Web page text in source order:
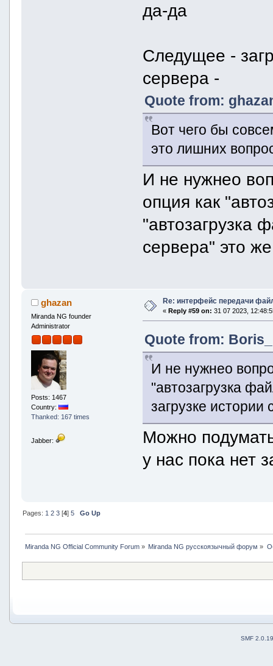
да-да
Следущее -
сервера -
Quote from:
Вот чего бы
это лишних
И не нужнео
опция как
"автозагрузка
сервера" это
ghazan
Miranda NG founder
Administrator
Posts: 1467
Country:
Thanked: 167 times
Jabber:
Re: интерфейс передачи
« Reply #59 on: 31 07 2023,
Quote from:
И не нужнео
"автозагрузка
загрузке
Можно
у нас пока нет
Pages: 1 2 3[4] 5 Go Up
Miranda NG Official Community Forum» Miranda NG русскоязычный форум »
SMF 2.0.19